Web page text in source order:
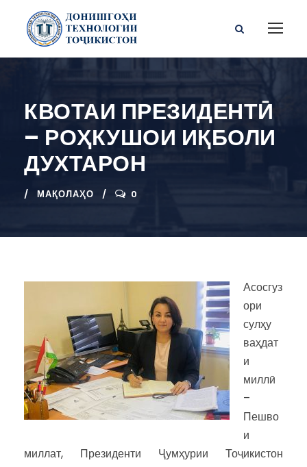
КВОТАИ ПРЕЗИДЕНТӢ
– РОҲКУШОИ ИҚБОЛИ
ДУХТАРОН
МАҚОЛАҲО 0
Асосгуз
ори
сулҳу
ваҳдат
и
миллӣ
–
Пешво
и
миллат, Президенти Ҷумҳурии Тоҷикистон